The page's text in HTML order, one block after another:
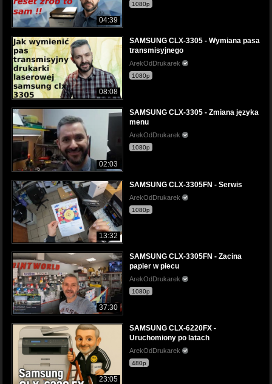
04:39
1080p
08:08
SAMSUNG CLX-3305 - Wymiana pasa
transmisyjnego
ArekOdDrukarek
1080p
02:03
SAMSUNG CLX-3305 - Zmiana języka
menu
ArekOdDrukarek
1080p
13:32
SAMSUNG CLX-3305FN - Serwis
ArekOdDrukarek
1080p
37:30
SAMSUNG CLX-3305FN - Zacina
papier w piecu
ArekOdDrukarek
1080p
23:05
SAMSUNG CLX-6220FX -
Uruchomiony po latach
ArekOdDrukarek
480p